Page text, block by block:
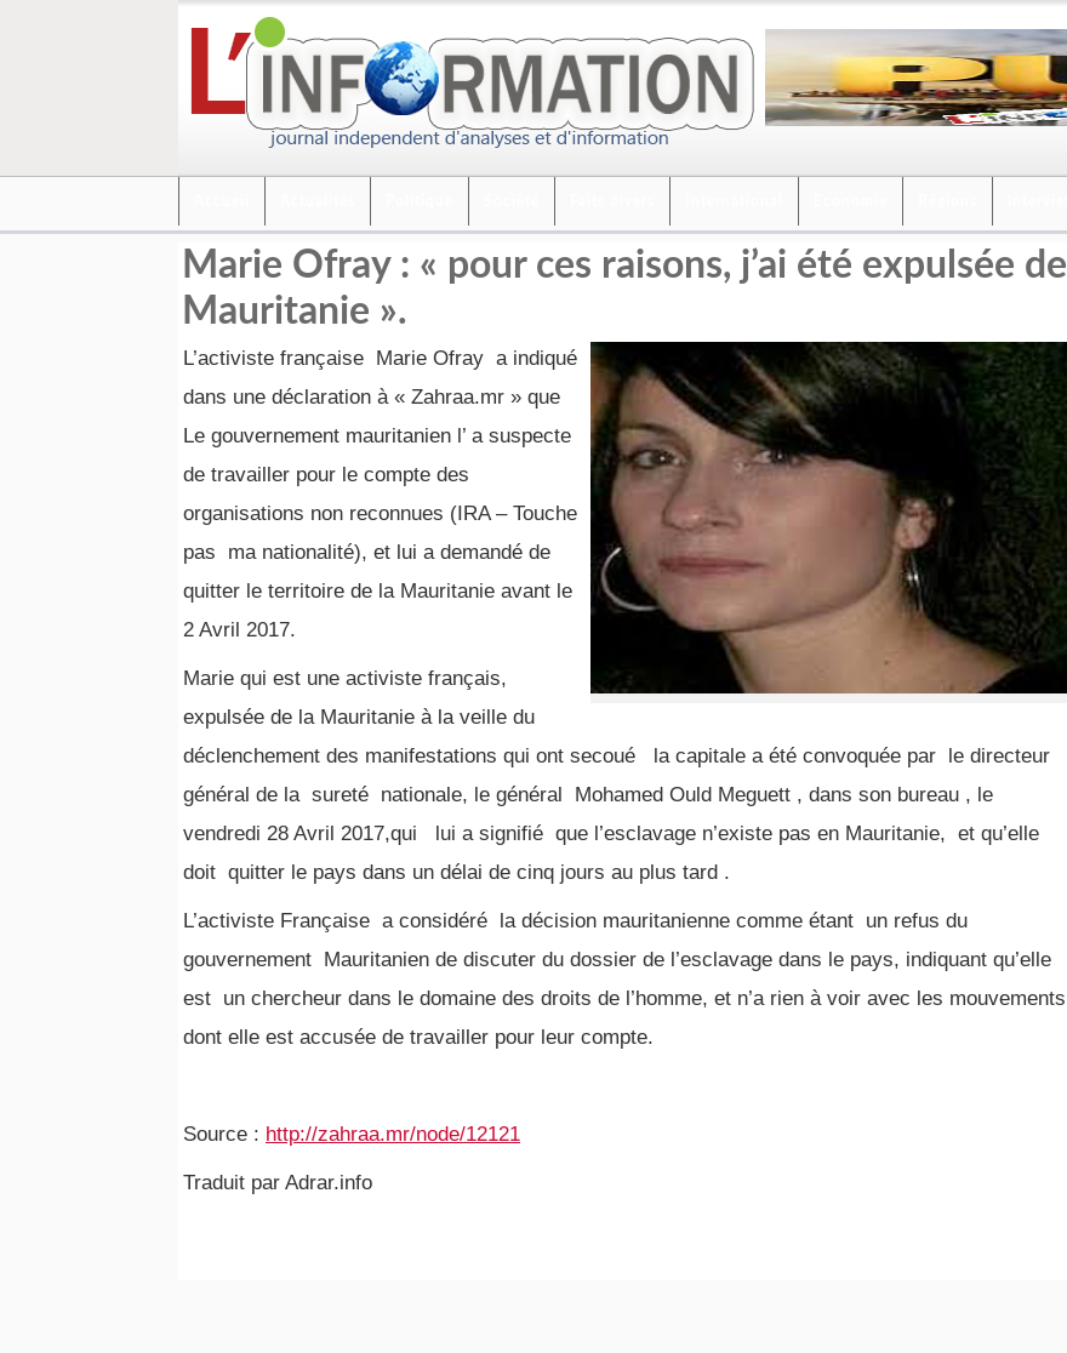
Marie Ofray : « pour ces raisons, j’ai été expulsée de
Mauritanie ».
L’activiste française Marie Ofray a indiqué
dans une déclaration à « Zahraa.mr » que
Le gouvernement mauritanien l’ a suspecte
de travailler pour le compte des
organisations non reconnues (IRA – Touche
pas ma nationalité), et lui a demandé de
quitter le territoire de la Mauritanie avant le
2 Avril 2017.
Marie qui est une activiste français,
expulsée de la Mauritanie à la veille du
déclenchement des manifestations qui ont secoué la capitale a été convoquée par le directeur
général de la sureté nationale, le général Mohamed Ould Meguett , dans son bureau , le
vendredi 28 Avril 2017,qui lui a signifié que l’esclavage n’existe pas en Mauritanie, et qu’elle
doit quitter le pays dans un délai de cinq jours au plus tard .
L’activiste Française a considéré la décision mauritanienne comme étant un refus du
gouvernement Mauritanien de discuter du dossier de l’esclavage dans le pays, indiquant qu’elle
est un chercheur dans le domaine des droits de l’homme, et n’a rien à voir avec les mouvements
dont elle est accusée de travailler pour leur compte.
Source : http://zahraa.mr/node/12121
Traduit par Adrar.info